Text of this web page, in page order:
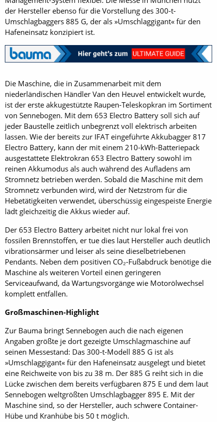
der Hersteller ebenso für die Vorstellung des 300-t-
Umschlagbaggers 885 G, der als »Umschlaggigant« für den
Hafeneinsatz konzipiert ist.
Die Maschine, die in Zusammenarbeit mit dem
niederländischen Händler Van den Heuvel entwickelt wurde,
ist der erste akkugestützte Raupen-Teleskopkran im Sortiment
von Sennebogen. Mit dem 653 Electro Battery soll sich auf
jeder Baustelle zeitlich unbegrenzt voll elektrisch arbeiten
lassen. Wie der bereits zur IFAT eingeführte Akkubagger 817
Electro Battery, kann der mit einem 210-kWh-Batteriepack
ausgestattete Elektrokran 653 Electro Battery sowohl im
reinen Akkumodus als auch während des Aufladens am
Stromnetz betrieben werden. Sobald die Maschine mit dem
Stromnetz verbunden wird, wird der Netzstrom für die
Hebetätigkeiten verwendet, überschüssig eingespeiste Energie
lädt gleichzeitig die Akkus wieder auf.
Der 653 Electro Battery arbeitet nicht nur lokal frei von
fossilen Brennstoffen, er tue dies laut Hersteller auch deutlich
vibrationsärmer und leiser als seine dieselbetriebenen
Pendants. Neben dem positiven CO₂-Fußabdruck benötige die
Maschine als weiteren Vorteil einen geringeren
Serviceaufwand, da Wartungsvorgänge wie Motorölwechsel
komplett entfallen.
Großmaschinen-Highlight
Zur Bauma bringt Sennebogen auch die nach eigenen
Angaben größte je dort gezeigte Umschlagmaschine auf
seinen Messestand: Das 300-t-Modell 885 G ist als
»Umschlaggigant« für den Hafeneinsatz ausgelegt und bietet
eine Reichweite von bis zu 38 m. Der 885 G reiht sich in die
Lücke zwischen dem bereits verfügbaren 875 E und dem laut
Sennebogen weltgrößten Umschlagbagger 895 E. Mit der
Maschine sind, so der Hersteller, auch schwere Container-
Hübe und Kranhübe bis 50 t möglich.